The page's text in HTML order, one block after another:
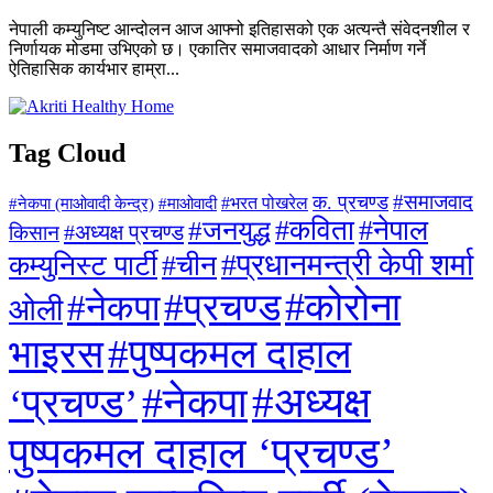
नेपाली कम्युनिष्ट आन्दोलन आज आफ्नो इतिहासको एक अत्यन्तै संवेदनशील र
निर्णायक मोडमा उभिएको छ। एकातिर समाजवादको आधार निर्माण गर्ने
ऐतिहासिक कार्यभार हाम्रा...
Tag Cloud
#नेकपा (माओवादी केन्द्र) #माओवादी #भरत पोखरेल क. प्रचण्ड #समाजवाद
किसान#अध्यक्ष प्रचण्ड#जनयुद्ध#कविता#नेपाल
कम्युनिस्ट पार्टी#चीन#प्रधानमन्त्री केपी शर्मा
ओली#नेकपा#प्रचण्ड#कोरोना
भाइरस#पुष्पकमल दाहाल
‘प्रचण्ड’#नेकपा#अध्यक्ष
पुष्पकमल दाहाल ‘प्रचण्ड’